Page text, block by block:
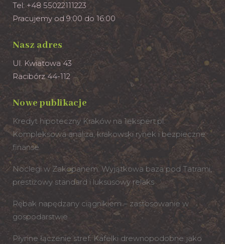
Tel: +48 55022111223
Pracujemy od 9:00 do 16:00
Nasz adres
Ul. Kwiatowa 43
Racibórz 44-112
Nowe publikacje
Kredyt hipoteczny Kraków na 1ekspert.pl:
Kompleksowa analiza, krakowski rynek i bezpieczne
finanse
Noclegi w Zakopanem: Wyjątkowa baza pod Tatrami,
prestiżowy standard i luksusowy relaks
Rębak napędzany ciągnikiem – zastosowanie w
gospodarstwie
Płynne łączenie stref: Kafelki drewnopodobne jako